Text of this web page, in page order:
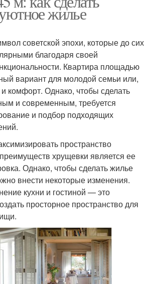
жилье
советской эпохи, которые до сих
благодаря своей
Квартира площадью
вариант для молодой семьи или,
комфорт. Однако, чтобы сделать
и современным, требуется
и подбор подходящих
пространство
хрущевки является ее
Однако, чтобы сделать жилье
внести некоторые изменения.
кухни и гостиной — это
просторное пространство для